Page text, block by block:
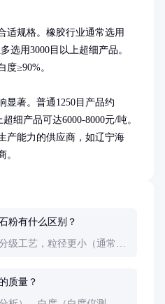
适规格。橡胶行业通常选用
选用3000目以上超细产品。
≥90%。
显著。普通1250目产品约
细产品可达6000-8000元/吨。
产能力的供应商，如辽宁海
。
粉有什么区别？
级工艺，粒径更小（通常
质量？